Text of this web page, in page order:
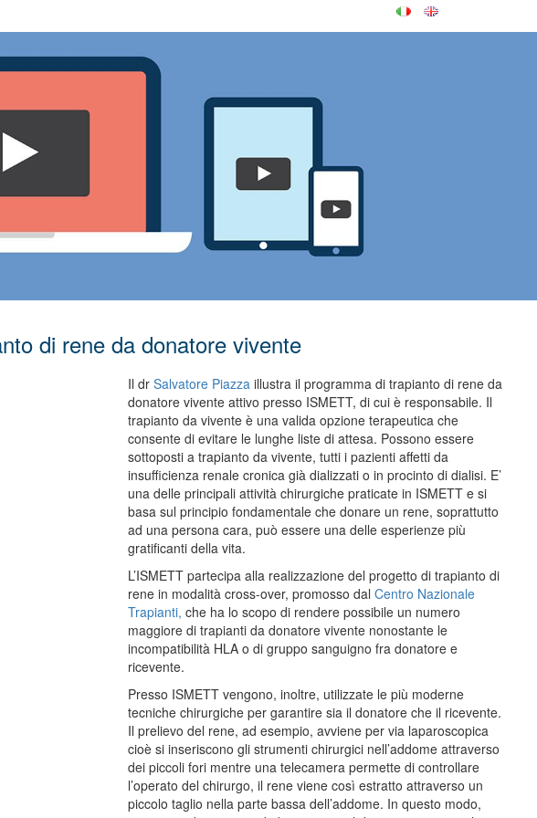
di rene da donatore vivente
Il dr Salvatore Piazza illustra il programma di trapianto di rene da
donatore vivente attivo presso ISMETT, di cui è responsabile. Il
trapianto da vivente è una valida opzione terapeutica che
consente di evitare le lunghe liste di attesa. Possono essere
sottoposti a trapianto da vivente, tutti i pazienti affetti da
insufficienza renale cronica già dializzati o in procinto di dialisi. E’
una delle principali attività chirurgiche praticate in ISMETT e si
basa sul principio fondamentale che donare un rene, soprattutto
ad una persona cara, può essere una delle esperienze più
gratificanti della vita.
L’ISMETT partecipa alla realizzazione del progetto di trapianto di
rene in modalità cross-over, promosso dal Centro Nazionale
Trapianti, che ha lo scopo di rendere possibile un numero
maggiore di trapianti da donatore vivente nonostante le
incompatibilità HLA o di gruppo sanguigno fra donatore e
ricevente.
Presso ISMETT vengono, inoltre, utilizzate le più moderne
tecniche chirurgiche per garantire sia il donatore che il ricevente.
Il prelievo del rene, ad esempio, avviene per via laparoscopica
cioè si inseriscono gli strumenti chirurgici nell’addome attraverso
dei piccoli fori mentre una telecamera permette di controllare
l’operato del chirurgo, il rene viene così estratto attraverso un
piccolo taglio nella parte bassa dell’addome. In questo modo,